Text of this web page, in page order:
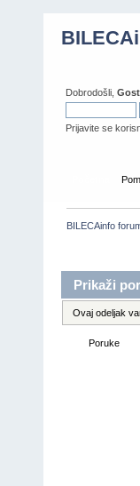
Dobrodošli, Gost
Prijavite se
BILECAinfo
Prikaži
Ovaj odeljak
Poruke